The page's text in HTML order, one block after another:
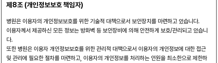
제8조 (개인정보보호 책임자)
병원은 이용자의 개인정보보호를 위한 기술적 대책으로서 보안장치를 마련하고 있습니다.
이용자께서 제공하신 모든 정보는 방화벽 등 보안장비에 의해 안전하게 보호/관리되고 있습니
다.
또한 병원은 이용자 개인정보보호를 위한 관리적 대책으로서 이용자의 개인정보에 대한 접근
및 관리에 필요한 절차를 마련하고, 이용자의 개인정보를 처리하는 인원을 최소한으로 제한하